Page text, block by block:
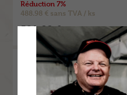
Réduction 7%
488.98 € sans TVA / ks
591.66 € avec TVA / ks
Appareil à